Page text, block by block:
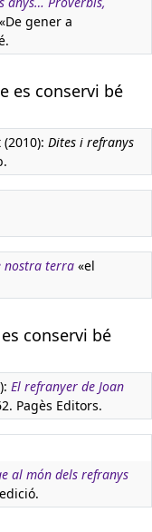
«De gener a
es conservi bé
Dites i refranys
nostra terra «el
conservi bé
El refranyer de Joan
Pagès Editors.
al món dels refranys